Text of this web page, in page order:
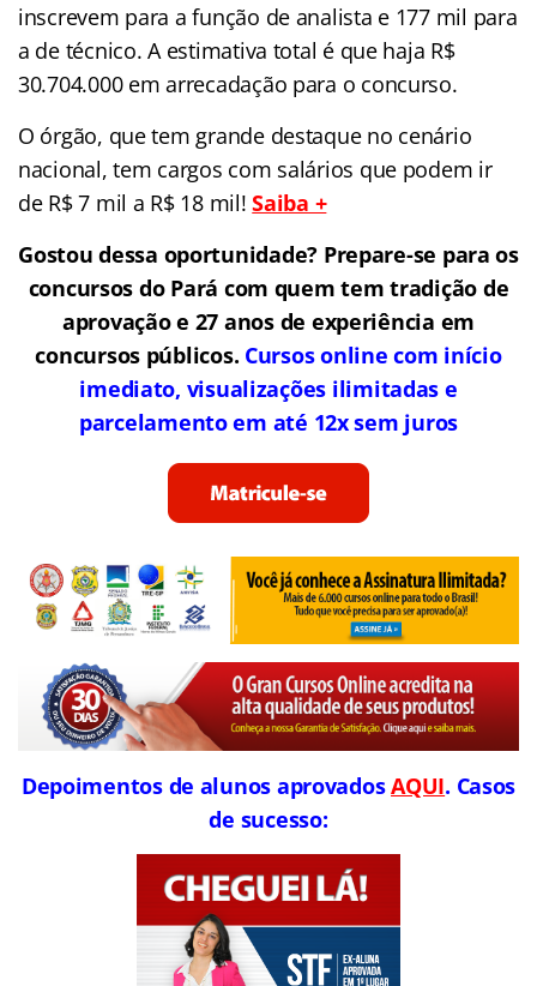
inscrevem para a função de analista e 177 mil para
a de técnico. A estimativa total é que haja R$
30.704.000 em arrecadação para o concurso.
O órgão, que tem grande destaque no cenário
nacional, tem cargos com salários que podem ir
de R$ 7 mil a R$ 18 mil!Saiba +
Gostou dessa oportunidade? Prepare-se para os
concursos do Pará com quem tem tradição de
aprovação e 27 anos de experiência em
concursos públicos. Cursos online com início
imediato, visualizações ilimitadas e
parcelamento em até 12x sem juros
Depoimentos de alunos aprovadosAQUI. Casos
de sucesso: